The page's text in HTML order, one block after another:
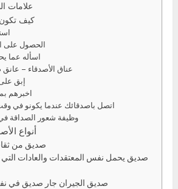
علامات
كيف
الحصول على
اسأله عما
عناق الأصدقاء –
إبق
اخبرهم
اتصل باصدقائك عندما يكونو في
وظيفة شعور الصداقة
أنواع
صديق من
صديق يحمل نفس المعتقدات والعادات التي
صديق الجيران جار صديق في